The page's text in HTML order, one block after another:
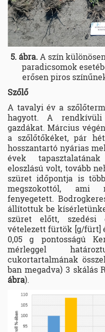
5. ábra. A szín
paradicsomok
erősen piros
Szőlő
A tavalyi év a
hagyott. A
gazdákat. Március
a szőlőtőkéket, pár
hosszantartó nyárias
évek
eloszlású volt, tovább
szüret időpontja is
megszokottól, ami
fenyegetett.
állítottuk be
szüret előtt, szedési
vételezett fürtök [g/fürt]
0,05 g pontosságú
mérleggel
cukortartalmának
ban megadva) 3 skálás
ábra).